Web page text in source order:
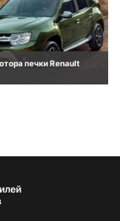
печки Renault